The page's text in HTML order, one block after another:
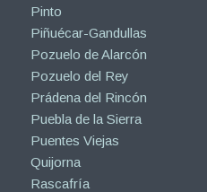
Pinto
Piñuécar-Gandullas
Pozuelo de Alarcón
Pozuelo del Rey
Prádena del Rincón
Puebla de la Sierra
Puentes Viejas
Quijorna
Rascafría